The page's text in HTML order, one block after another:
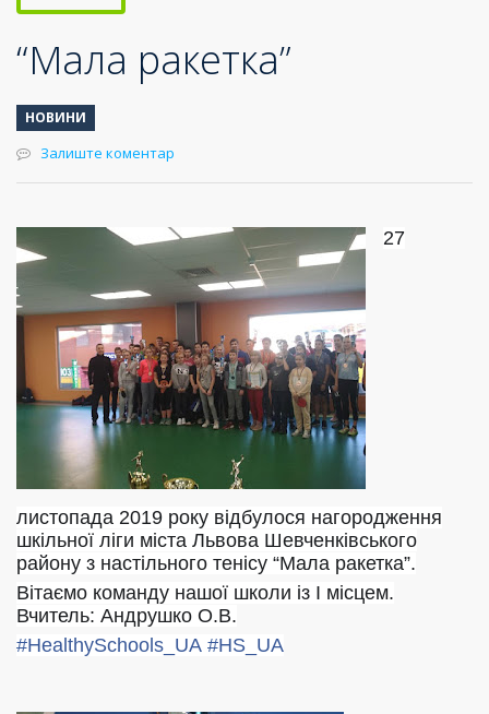
“Мала ракетка”
НОВИНИ
Залиште коментар
27
листопада 2019 року відбулося нагородження
шкільної ліги міста Львова Шевченківського
району з настільного тенісу “Мала ракетка”.
Вітаємо команду нашої школи із І місцем.
Вчитель: Андрушко О.В.
#HealthySchools_UA #HS_UA